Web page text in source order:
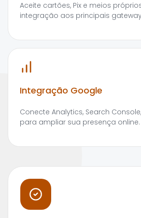
Aceite cartões, Pix e meios
integração aos principais
Integração Google
Conecte Analytics, Search
para ampliar sua presença online.